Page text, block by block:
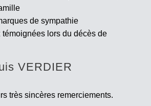
de sympathie
lors du décès de
VERDIER
très sincères remerciements.